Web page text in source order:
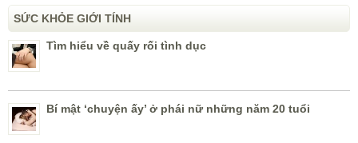
SỨC KHỎE GIỚI TÍNH
Tìm hiểu về quấy rối tình dục
Bí mật ‘chuyện ấy’ ở phái nữ những năm 20 tuổi